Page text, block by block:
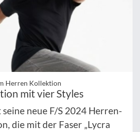
Herren Kollektion
mit vier Styles
neue F/S 2024 Herren-
die mit der Faser „Lycra